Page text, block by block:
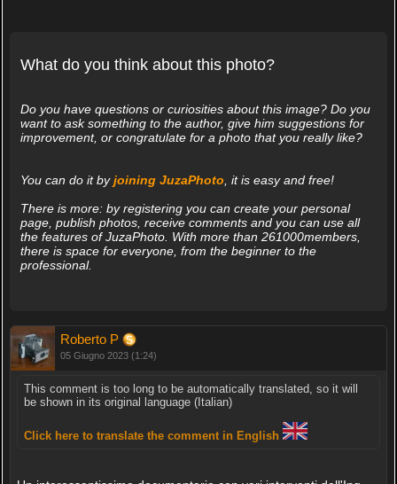
What do you think about this photo?
Do you have questions or curiosities about this image? Do you
want to ask something to the author, give him suggestions for
improvement, or congratulate for a photo that you really like?
You can do it byjoining JuzaPhoto , it is easy and free!
There is more: by registering you can create your personal
page, publish photos, receive comments and you can use all
the features of JuzaPhoto. With more than 261000members,
there is space for everyone, from the beginner to the
professional.
Roberto P
05 Giugno 2023 (1:24)
This comment is too long to be automatically translated, so it will
be shown in its original language (Italian)
Click here to translate the comment in English